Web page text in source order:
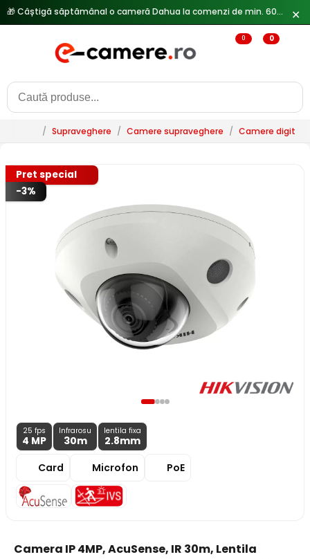
🔥 Reduceri de pana la 25% doar in luna iulie → Vezi ofertele ✕
0 0
/ Supraveghere / Camere supraveghere / Camere digitale
Pret special
-3%
25 fps
4 MP
Infrarosu
30m
lentila fixa
2.8mm
Card
Microfon PoE
Camera IP 4MP, AcuSense, IR 30m, Lentila